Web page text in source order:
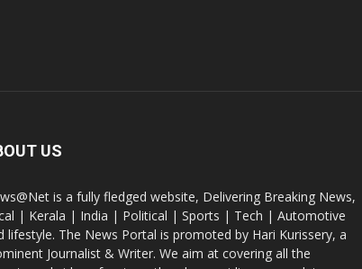
US
is a fully fledged website, Delivering Breaking News,
| Kerala | India | Political | Sports | Tech | Automotive
lifestyle. The News Portal is promoted by Hari Kurissery, a
Journalist & Writer. We aim at covering all the